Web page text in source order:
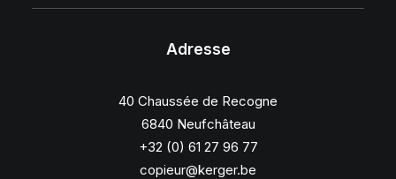
Adresse
40 Chaussée de Recogne
6840 Neufchâteau
+32 (0) 61 27 96 77
copieur@kerger.be